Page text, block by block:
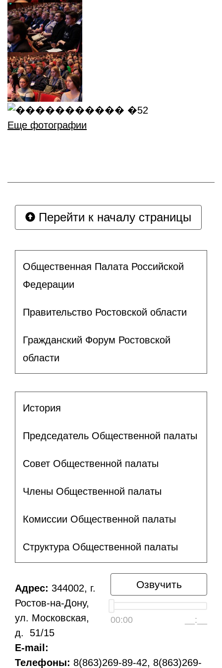
Еще фотографии
Перейти к началу страницы
Общественная Палата Российской
Федерации
Правительство Ростовской области
Гражданский Форум Ростовской
области
История
Председатель Общественной палаты
Совет Общественной палаты
Члены Общественной палаты
Комиссии Общественной палаты
Структура Общественной палаты
Озвучить
00:00 __:__
Адрес: 344002, г.
Ростов-на-Дону,
ул. Московская,
д. 51/15
E-mail:
Телефоны: 8(863)269-89-42, 8(863)269-